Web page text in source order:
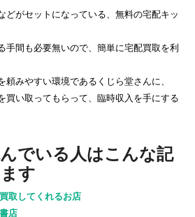
どがセットになっている、無料の宅配キッ
手間も必要無いので、簡単に宅配買取を利
頼みやすい環境であるくじら堂さんに、
買い取ってもらって、臨時収入を手にする
でいる人はこんな記
す
取してくれるお店
店